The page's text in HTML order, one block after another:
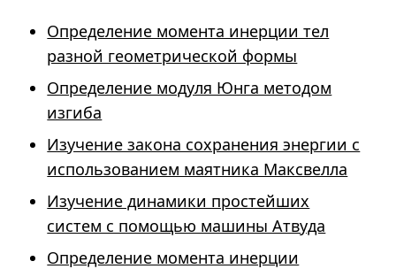
Определение момента инерции тел
разной геометрической формы
Определение модуля Юнга методом
изгиба
Изучение закона сохранения энергии с
использованием маятника Максвелла
Изучение динамики простейших
систем с помощью машины Атвуда
Определение момента инерции